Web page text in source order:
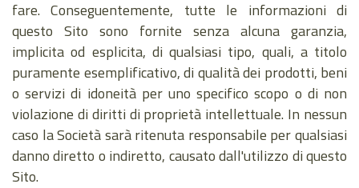
fare. Conseguentemente, tutte le informazioni di
questo Sito sono fornite senza alcuna garanzia,
implicita od esplicita, di qualsiasi tipo, quali, a titolo
puramente esemplificativo, di qualità dei prodotti, beni
o servizi di idoneità per uno specifico scopo o di non
violazione di diritti di proprietà intellettuale. In nessun
caso la Società sarà ritenuta responsabile per qualsiasi
danno diretto o indiretto, causato dall'utilizzo di questo
Sito.